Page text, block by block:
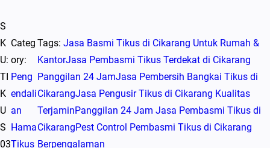
S
K
U:
TI
K
U
S
03
Categ
ory:
Peng
endali
an
Hama
Tikus
Tags: Jasa Basmi Tikus di Cikarang Untuk Rumah &
KantorJasa Pembasmi Tikus Terdekat di Cikarang
Panggilan 24 JamJasa Pembersih Bangkai Tikus di
CikarangJasa Pengusir Tikus di Cikarang Kualitas
TerjaminPanggilan 24 Jam Jasa Pembasmi Tikus di
CikarangPest Control Pembasmi Tikus di Cikarang
Berpengalaman